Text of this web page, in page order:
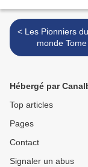
< Les Pionniers du nouveau
monde Tome
Dessinateur
Maryse
Hébergé par
Top articles
Pages
Contact
Signaler un abus